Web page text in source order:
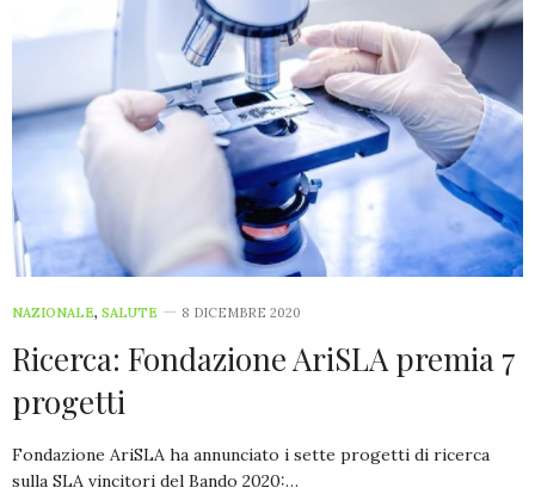
NAZIONALE, SALUTE 8 DICEMBRE 2020
Ricerca: Fondazione AriSLA premia 7
progetti
Fondazione AriSLA ha annunciato i sette progetti di ricerca
sulla SLA vincitori del Bando 2020:…